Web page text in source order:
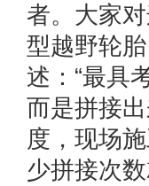
者。大家
型越野轮
述：“最具
而是拼接
度，现场
少拼接次